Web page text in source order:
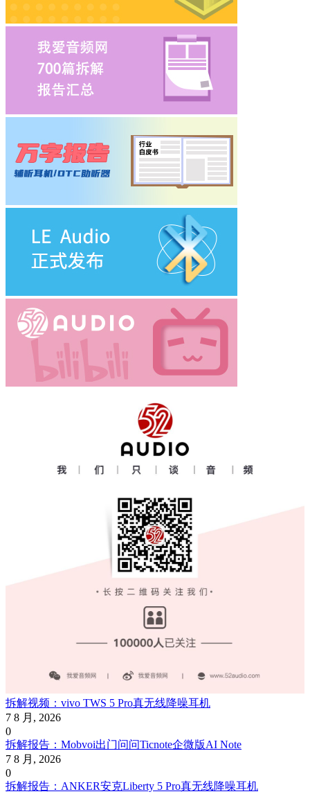
拆解视频：vivo TWS 5 Pro真无线降噪耳机
7 8 月, 2026
0
拆解报告：Mobvoi出门问问Ticnote企微版AI Note
7 8 月, 2026
0
拆解报告：ANKER安克Liberty 5 Pro真无线降噪耳机